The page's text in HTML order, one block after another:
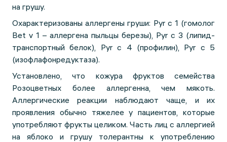
на грушу.
Охарактеризованы аллергены груши: Pyr c 1 (гомолог
Bet v 1 – аллергена пыльцы березы), Pyr c 3 (липид-
транспортный белок), Pyr c 4 (профилин), Pyr c 5
(изофлафонредуктаза).
Установлено, что кожура фруктов семейства
Розоцветных более аллергенна, чем мякоть.
Аллергические реакции наблюдают чаще, и их
проявления обычно тяжелее у пациентов, которые
употребляют фрукты целиком. Часть лиц с аллергией
на яблоко и грушу толерантны к употреблению